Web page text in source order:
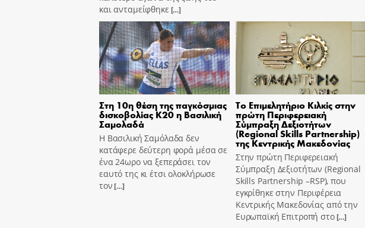
και ανταμείφθηκε […]
Στη 10η θέση της παγκόσμιας
δισκοβολίας Κ20 η Βασιλική
Σαμολαδά
Η Βασιλική Σαμόλαδα δεν
κατάφερε δεύτερη φορά μέσα σε
ένα 24ωρο να ξεπεράσει τον
εαυτό της κι έτσι ολοκλήρωσε
τον[…]
Το Επιμελητήριο Κιλκίς στην
πρώτη Περιφερειακή
Σύμπραξη Δεξιοτήτων
(Regional Skills Partnership)
της Κεντρικής Μακεδονίας
Στην πρώτη Περιφερειακή
Σύμπραξη Δεξιοτήτων (Regional
Skills Partnership –RSP), που
εγκρίθηκε στην Περιφέρεια
Κεντρικής Μακεδονίας από την
Ευρωπαϊκή Επιτροπή στο[…]